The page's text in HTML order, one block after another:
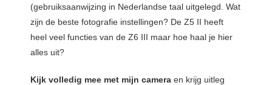
(gebruiksaanwijzing in Nederlandse taal uitgelegd. Wat
zijn de beste fotografie instellingen? De Z5 II heeft
heel veel functies van de Z6 III maar hoe haal je hier
alles uit?
Kijk volledig mee met mijn camera en krijg uitleg